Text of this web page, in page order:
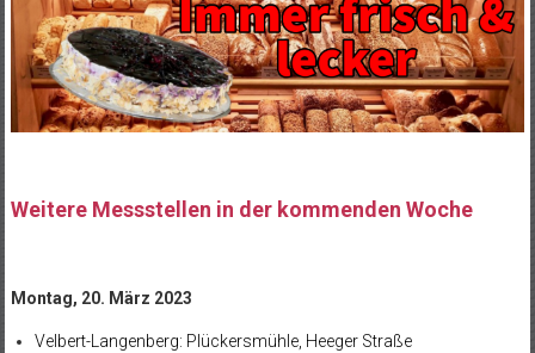
Weitere Messstellen in der kommenden Woche
Montag, 20. März 2023
Velbert-Langenberg: Plückersmühle, Heeger Straße